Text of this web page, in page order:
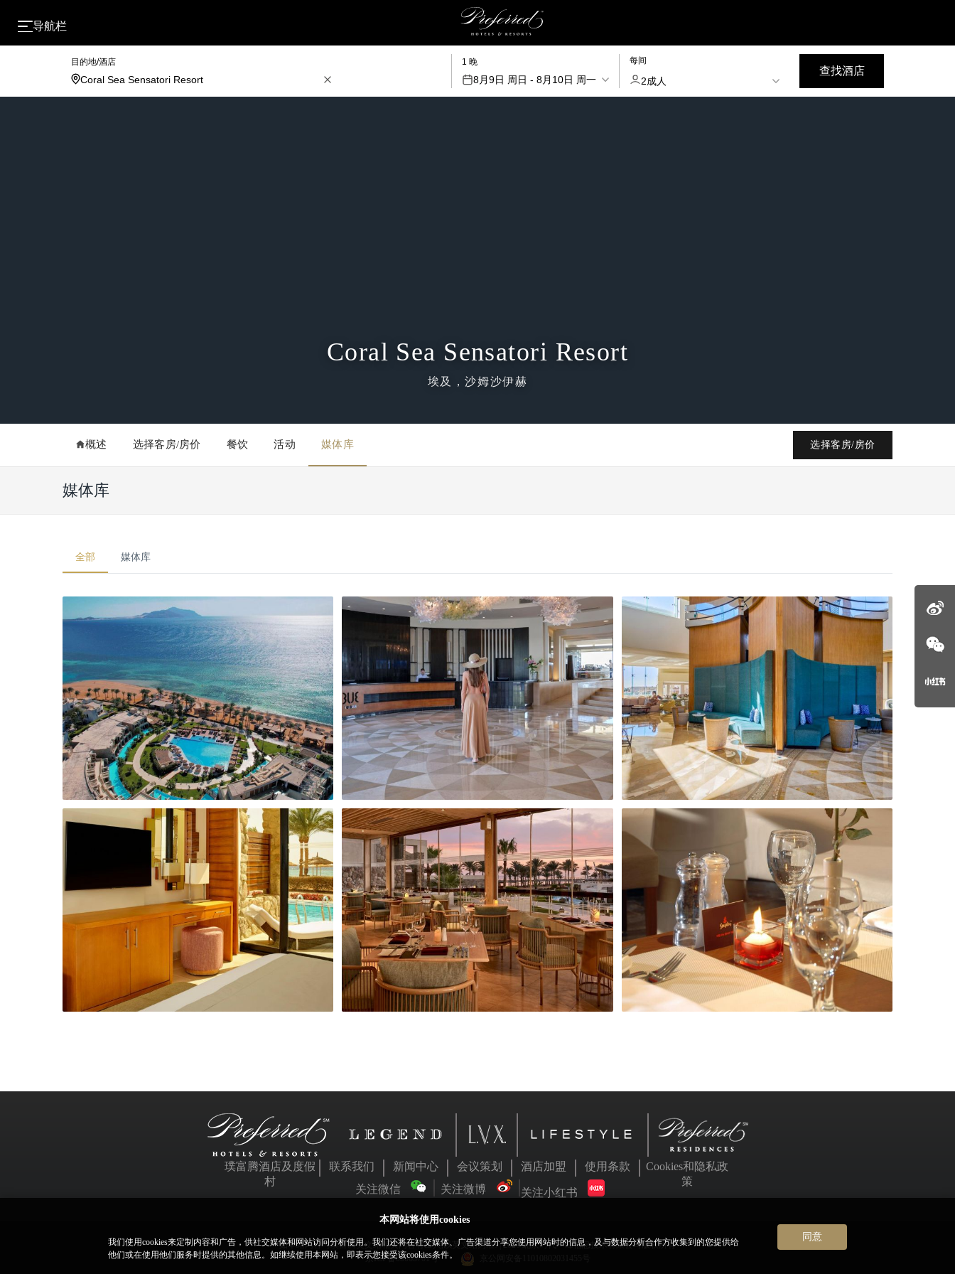
本网站将使用cookies
我们使用cookies来定制内容和广告，供社交媒体和网站访问分析使用。我们还将在社交媒体、广告渠道分享您使用网站时的信息，及与数据分析合作方收集到的您提供给
他们或在使用他们服务时提供的其他信息。如继续使用本网站，即表示您接受该cookies条件。
同意
导航栏
目的地/酒店 1 晚
8月9日 周日 - 8月10日 周一
每间
2成人
查找酒店
Coral Sea Sensatori Resort
埃及，沙姆沙伊赫
概述 选择客房/房价 餐饮 活动 媒体库 选择客房/房价
媒体库
全部 媒体库
璞富腾酒店及度假
村
联系我们 新闻中心 会议策划 酒店加盟 使用条款
Cookies和隐私政
策
关注微信 关注微博 关注小红书
如本站内容与璞富腾英文站相关内容有出入,以英文站为准! | 2026 北京时代一峰信息技术有限公司版权所有
京ICP备05063701号